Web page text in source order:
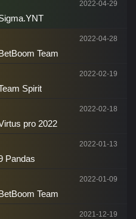
2022-04-29
Team
2022-04-28
Spirit
2022-02-19
pro 2022
2022-02-18
Pandas
2022-01-13
Team
2022-01-09
2021-12-19